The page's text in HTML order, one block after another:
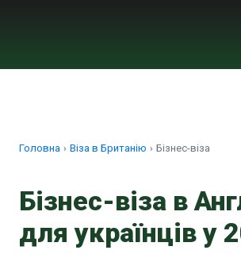
Головна Віза в Британію Бізнес-віза
Бізнес-віза в
для українців у